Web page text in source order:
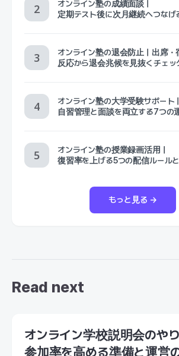
オンライン塾の成績面談｜
定期テスト後に次月継続へつなげ
オンライン塾の退会防止｜出席・
反応から退会兆候を見抜くチェッ
オンライン塾の大学受験サポート｜
自習管理と面談を両立する7つの
オンライン塾の授業録画活用｜
復習率を上げる5つの配信ルール
もっと見る →
Read next
オンライン学校説明会のや
参加率を高める準備と運営